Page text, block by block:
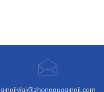
qingjiyiqi@zhongguoqingji.com